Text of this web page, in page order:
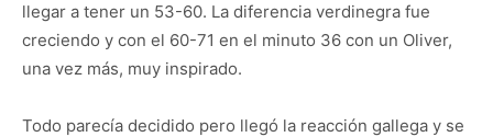
llegar a tener un 53-60. La diferencia verdinegra fue
creciendo y con el 60-71 en el minuto 36 con un Oliver,
una vez más, muy inspirado.
Todo parecía decidido pero llegó la reacción gallega y se